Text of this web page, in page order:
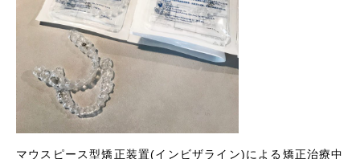
マウスピース型矯正装置(インビザライン)による矯正治療中